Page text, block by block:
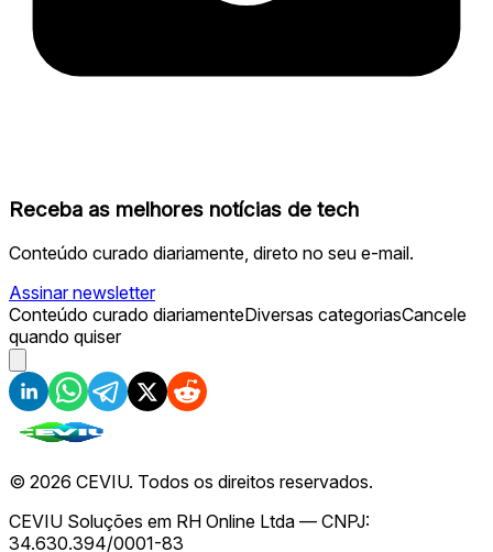
Receba as melhores notícias de tech
Conteúdo curado diariamente, direto no seu e-mail.
Assinar newsletter
Conteúdo curado diariamenteDiversas categoriasCancele
quando quiser
© 2026 CEVIU. Todos os direitos reservados.
CEVIU Soluções em RH Online Ltda — CNPJ:
34.630.394/0001-83